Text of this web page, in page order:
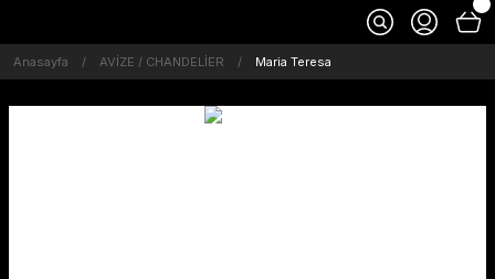
Anasayfa AVİZE / CHANDELİER Maria Teresa